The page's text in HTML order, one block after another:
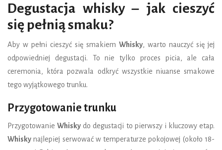
Degustacja whisky – jak cieszyć
się pełnią smaku?
Aby w pełni cieszyć się smakiem Whisky, warto nauczyć się jej
odpowiedniej degustacji. To nie tylko proces picia, ale cała
ceremonia, która pozwala odkryć wszystkie niuanse smakowe
tego wyjątkowego trunku.
Przygotowanie trunku
PrzygotowanieWhisky do degustacji to pierwszy i kluczowy etap.
Whisky najlepiej serwować w temperaturze pokojowej (około 18-